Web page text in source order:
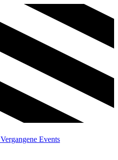
Vergangene Events